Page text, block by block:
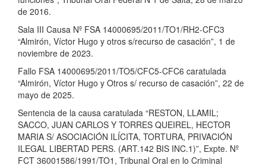
de 2016.
Sala III Causa Nº FSA 14000695/2011/TO1/RH2-CFC3
“Almirón, Víctor Hugo y otros s/recurso de casación”, 1 de
noviembre de 2023.
Fallo FSA 14000695/2011/TO5/CFC5-CFC6 caratulada
“Almirón, Víctor Hugo y Otros s/ recurso de casación”, 22 de
mayo de 2025.
Sentencia de la causa caratulada “RESTON, LLAMIL;
SACCO, JUAN CARLOS Y TORRES QUEIREL, HECTOR
MARIA S/ ASOCIACIÓN ILÍCITA, TORTURA, PRIVACIÓN
ILEGAL LIBERTAD PERS. (ART.142 BIS INC.1)”, Expte. Nº
FCT 36001586/1991/TO1, Tribunal Oral en lo Criminal